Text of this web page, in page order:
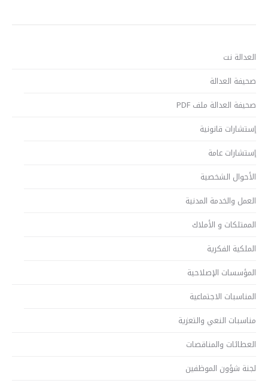
العدالة نت
صحيفة العدالة
صحيفة العدالة ملف PDF
إستشارات قانونية
إستشارات عامة
الأحوال الشخصية
العمل والخدمة المدنية
الممتلكات و الأملاك
الملكية الفكرية
المؤسسات الإصلاحية
المناسبات الاجتماعية
مناسبات النعي والتعزية
العطائات والمناقصات
لجنة شؤون الموظفين